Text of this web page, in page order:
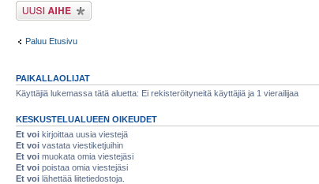
Lähetä uusi viesti
Paluu Etusivu
PAIKALLAOLIJAT
Käyttäjiä lukemassa tätä aluetta: Ei rekisteröityneitä käyttäjiä ja 1 vierailijaa
KESKUSTELUALUEEN OIKEUDET
Et voi kirjoittaa uusia viestejä
Et voi vastata viestiketjuihin
Et voi muokata omia viestejäsi
Et voi poistaa omia viestejäsi
Et voi lähettää liitetiedostoja.